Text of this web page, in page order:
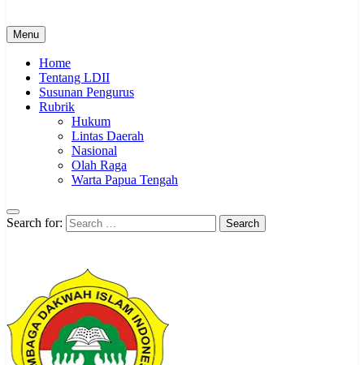
Menu
Home
Tentang LDII
Susunan Pengurus
Rubrik
Hukum
Lintas Daerah
Nasional
Olah Raga
Warta Papua Tengah
Search for: